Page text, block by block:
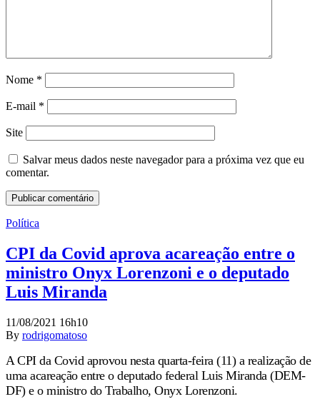
Nome *
E-mail *
Site
Salvar meus dados neste navegador para a próxima vez que eu
comentar.
Política
CPI da Covid aprova acareação entre o
ministro Onyx Lorenzoni e o deputado
Luis Miranda
11/08/2021 16h10
By rodrigomatoso
A CPI da Covid aprovou nesta quarta-feira (11) a realização de
uma acareação entre o deputado federal Luis Miranda (DEM-
DF) e o ministro do Trabalho, Onyx Lorenzoni.